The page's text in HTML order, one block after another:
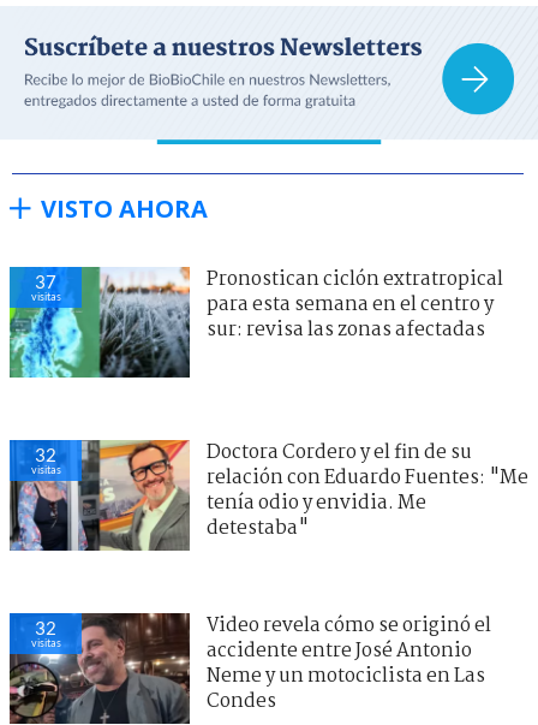
VISTO AHORA
37
visitas
Pronostican ciclón extratropical
para esta semana en el centro y
sur: revisa las zonas afectadas
33
visitas
Doctora Cordero y el fin de su
relación con Eduardo Fuentes: "Me
tenía odio y envidia. Me
detestaba"
31
visitas
Video revela cómo se originó el
accidente entre José Antonio
Neme y un motociclista en Las
Condes